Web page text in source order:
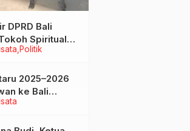
Politik
DPRD Bali
Spiritual
Bageshwar
2025–2026
ke Bali
Isu Penurunan